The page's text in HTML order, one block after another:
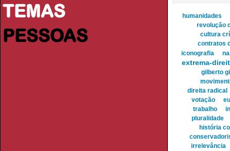
TEMAS
PESSOAS
humanidades
revolução
cultura
contratos
iconografia
extrema-
gilberto
direita radical
votação
trabalho
pluralidade
história
irrelevância